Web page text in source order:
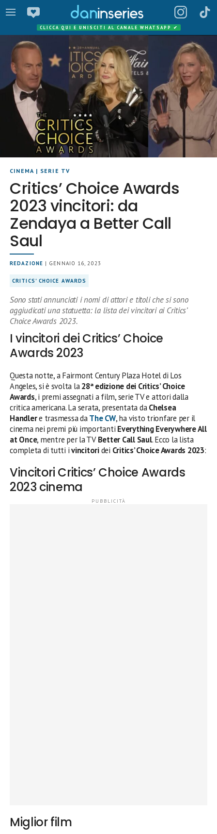
CLICCA QUI E UNISCITI AL CANALE WHATSAPP ✔
CINEMA | SERIE TV
Critics’ Choice Awards
2023 vincitori: da
Zendaya a Better Call
Saul
REDAZIONE | GENNAIO 16, 2023
CRITICS' CHOICE AWARDS
Sono stati annunciati i nomi di attori e titoli che si sono
aggiudicati una statuetta: la lista dei vincitori ai Critics’
Choice Awards 2023.
I vincitori dei Critics’ Choice
Awards 2023
Questa notte, a Fairmont Century Plaza Hotel di Los
Angeles, si è svolta la28ª edizione dei Critics’ Choice
Awards, i premi assegnati a film, serie TV e attori dalla
critica americana. La serata, presentata daChelsea
Handlere trasmessa daThe CW, ha visto trionfare per il
cinema nei premi più importanti Everything Everywhere All
at Once, mentre per la TVBetter Call Saul. Ecco la lista
completa di tutti ivincitoridei Critics’ Choice Awards 2023:
Vincitori Critics’ Choice Awards
2023 cinema
Miglior film